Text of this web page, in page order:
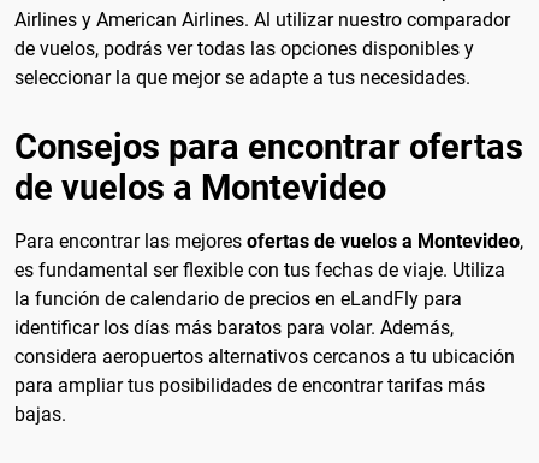
Airlines y American Airlines. Al utilizar nuestro comparador
de vuelos, podrás ver todas las opciones disponibles y
seleccionar la que mejor se adapte a tus necesidades.
Consejos para encontrar ofertas
de vuelos a Montevideo
Para encontrar las mejores ofertas de vuelos a Montevideo,
es fundamental ser flexible con tus fechas de viaje. Utiliza
la función de calendario de precios en eLandFly para
identificar los días más baratos para volar. Además,
considera aeropuertos alternativos cercanos a tu ubicación
para ampliar tus posibilidades de encontrar tarifas más
bajas.